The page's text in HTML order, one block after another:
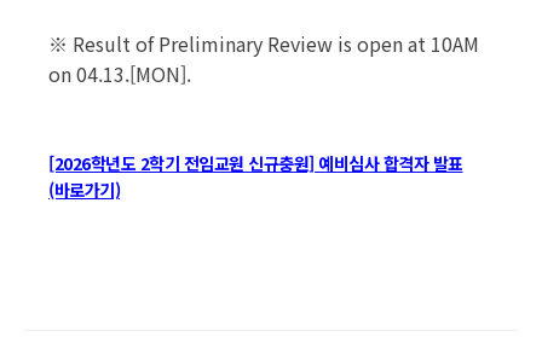
※ Result of Preliminary Review is open at 10AM
on 04.13.[MON].
[2026학년도 2학기 전임교원 신규충원] 예비심사 합격자 발표
(바로가기)